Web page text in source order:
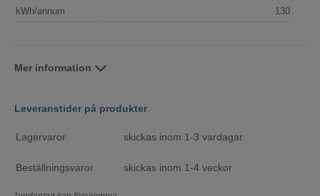
kWh/annum 130
Mer information
Leveranstider på produkter
Lagervaror skickas inom 1-3 vardagar
Beställningsvaror skickas inom 1-4 veckor